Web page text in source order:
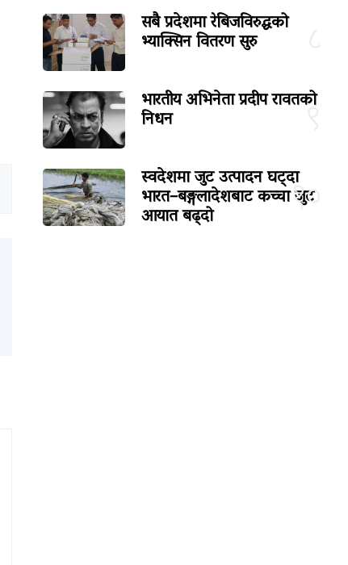
सबै प्रदेशमा रेबिजविरुद्धको
भ्याक्सिन वितरण सुरु
९
भारतीय अभिनेता प्रदीप रावतको
निधन
१०
स्वदेशमा जुट उत्पादन घट्दा
भारत–बङ्गलादेशबाट कच्चा जुट
आयात बढ्दो